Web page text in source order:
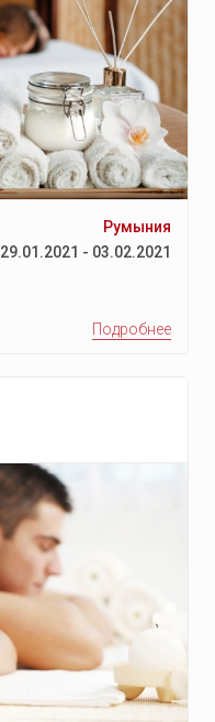
Румыния
29.01.2021 - 03.02.2021
Подробнее